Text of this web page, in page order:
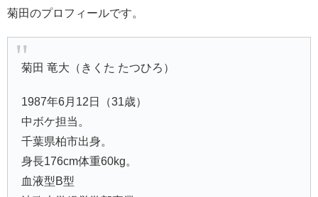
菊田のプロフィールです。
菊田 竜大（きくた たつひろ）
1987年6月12日（31歳）
中ボケ担当。
千葉県柏市出身。
身長176cm体重60kg。
血液型B型